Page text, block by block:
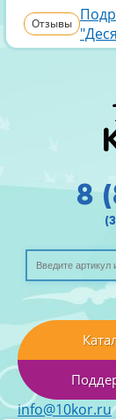
Отзывы
8
info@10kor.ru